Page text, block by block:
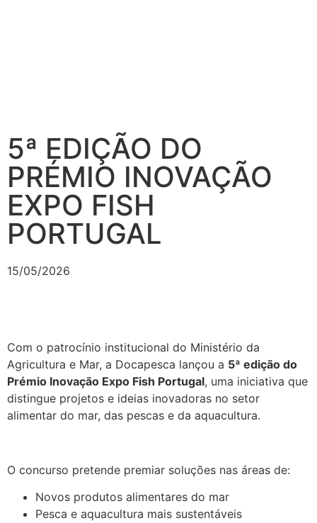
5ª EDIÇÃO DO
PRÉMIO INOVAÇÃO
EXPO FISH
PORTUGAL
15/05/2026
Com o patrocínio institucional do Ministério da
Agricultura e Mar, a Docapesca lançou a 5ª edição do
Prémio Inovação Expo Fish Portugal, uma iniciativa que
distingue projetos e ideias inovadoras no setor
alimentar do mar, das pescas e da aquacultura.
O concurso pretende premiar soluções nas áreas de:
Novos produtos alimentares do mar
Pesca e aquacultura mais sustentáveis